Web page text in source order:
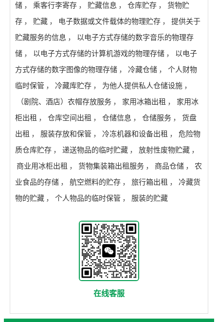
储 ， 乘客行李寄存 ， 贮藏信息 ， 仓库贮存 ，
货物贮
存 ， 贮藏 ， 电子数据或文件载体的物理贮存 ，
提供关于
贮藏服务的信息 ，
以电子方式存储的数字音乐的物理存
储 ， 以电子方式存储的计算机游戏的物理存储 ，
以电子
方式存储的数字图像的物理存储 ， 冷藏仓储 ，
个人财物
临时保管 ， 冷藏库贮存 ， 为他人提供私人仓储设施 ，
（剧院、酒店）衣帽存放服务 ， 家用冰箱出租 ，
家用冰
柜出租 ， 仓库空间出租 ， 仓储信息 ， 仓储服务 ，
货盘
出租 ， 服装存放和保管 ， 冷冻机器和设备出租 ，
危险物
质仓库贮存 ， 递送物品的临时贮藏 ， 放射性废物贮藏 ，
商业用冰柜出租 ， 货物集装箱出租服务 ， 商品仓储 ，
农
业食品的存储 ， 航空燃料的贮存 ， 旅行箱出租 ，
冷藏货
物的贮藏 ， 个人物品的临时保管 ， 服装的贮藏
在线客服